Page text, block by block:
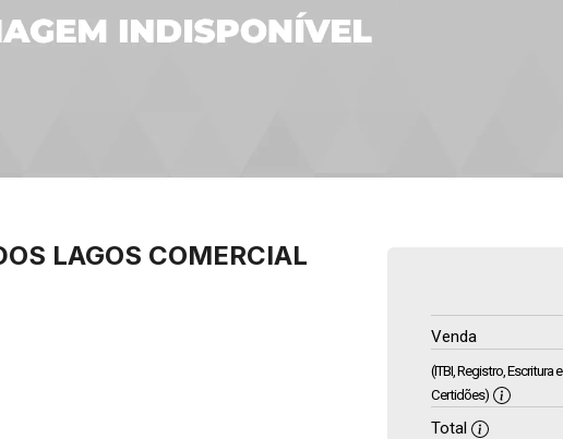
LAGOS COMERCIAL
Venda
(ITBI, Registro, Escritura e
Certidões)
Total